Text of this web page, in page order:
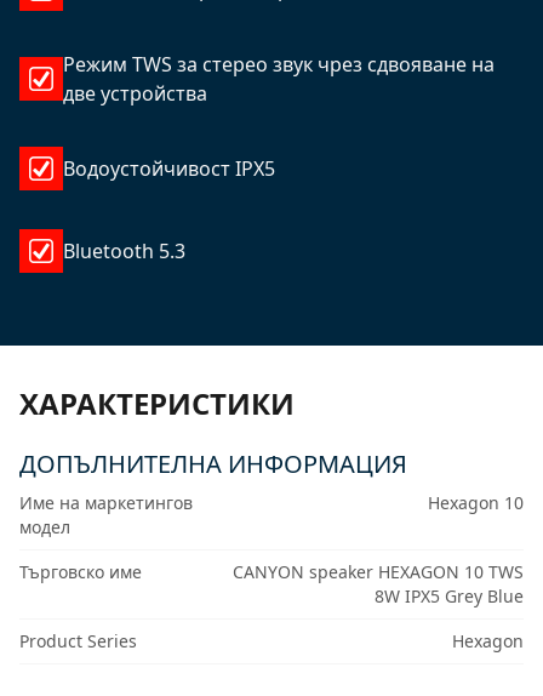
Режим TWS за стерео звук чрез сдвояване на
две устройства
Водоустойчивост IPX5
Bluetooth 5.3
ХАРАКТЕРИСТИКИ
ДОПЪЛНИТЕЛНА ИНФОРМАЦИЯ
Име на маркетингов
модел
Hexagon 10
Търговско име
CANYON speaker HEXAGON 10 TWS
8W IPX5 Grey Blue
Product Series
Hexagon